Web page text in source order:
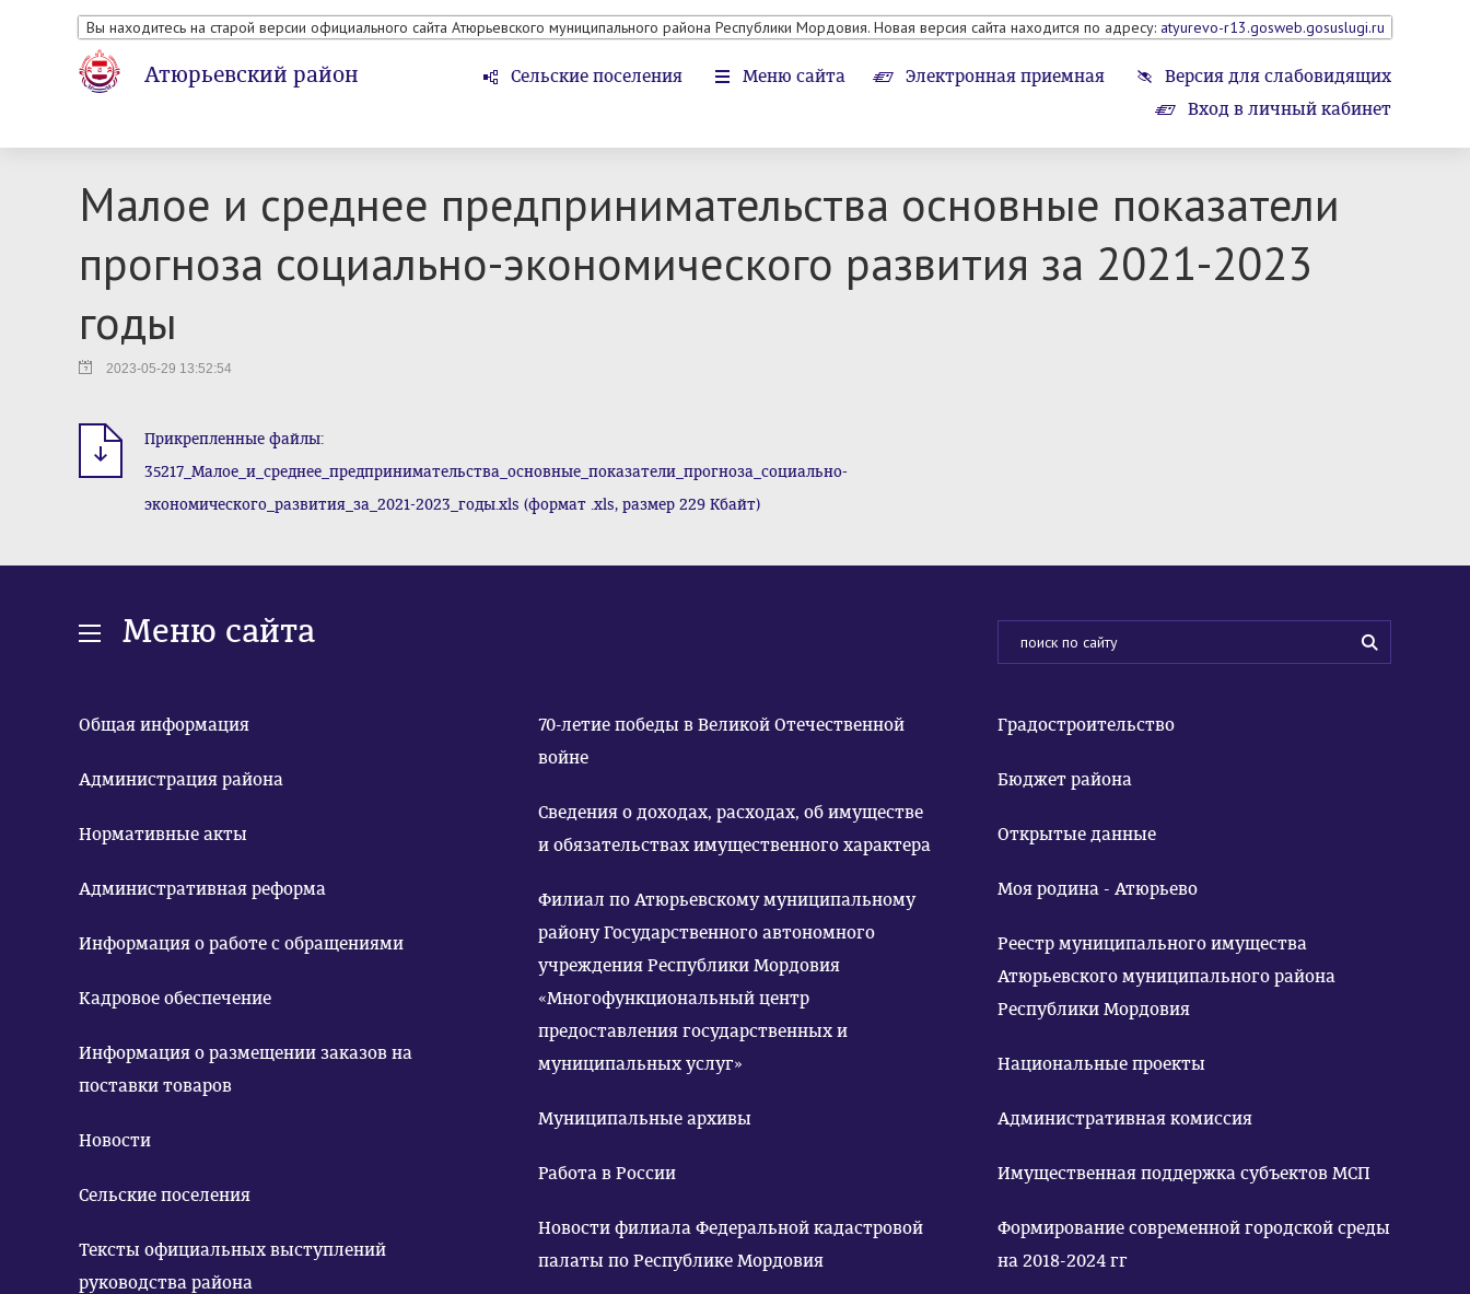
Вы находитесь на старой версии официального сайта Атюрьевского муниципального района Республики Мордовия. Новая версия сайта находится по адресу: atyurevo-r13.gosweb.gosuslugi.ru
Атюрьевский район Сельские поселения Меню сайта Электронная приемная
Версия для слабовидящих
Вход в личный кабинет
Малое и среднее предпринимательства основные показатели
прогноза социально-экономического развития за 2021-2023
годы
2023-05-29 13:52:54
Прикрепленные файлы:
35217_Малое_и_среднее_предпринимательства_основные_показатели_прогноза_социально-
экономического_развития_за_2021-2023_годы.xls (формат .xls, размер 229 Кбайт)
Меню сайта
Общая информация
Администрация района
Нормативные акты
Административная реформа
Информация о работе с обращениями
Кадровое обеспечение
Информация о размещении заказов на
поставки товаров
Новости
Сельские поселения
Тексты официальных выступлений
руководства района
70-летие победы в Великой Отечественной
войне
Сведения о доходах, расходах, об имуществе
и обязательствах имущественного характера
Филиал по Атюрьевскому муниципальному
району Государственного автономного
учреждения Республики Мордовия
«Многофункциональный центр
предоставления государственных и
муниципальных услуг»
Муниципальные архивы
Работа в России
Новости филиала Федеральной кадастровой
палаты по Республике Мордовия
Градостроительство
Бюджет района
Открытые данные
Моя родина - Атюрьево
Реестр муниципального имущества
Атюрьевского муниципального района
Республики Мордовия
Национальные проекты
Административная комиссия
Имущественная поддержка субъектов МСП
Формирование современной городской среды
на 2018-2024 гг